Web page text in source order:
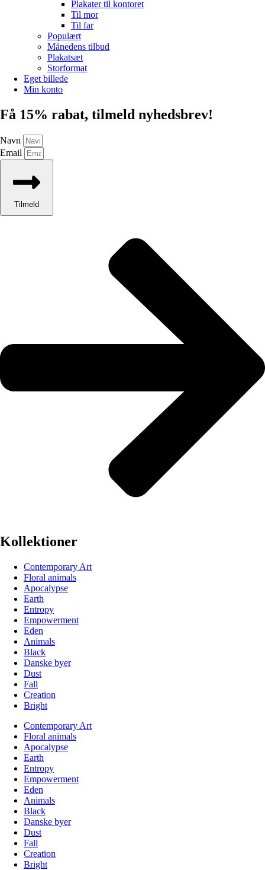
Plakater til kontoret
Til mor
Til far
Populært
Månedens tilbud
Plakatsæt
Storformat
Eget billede
Min konto
Få 15% rabat, tilmeld nyhedsbrev!
Navn
Email
Tilmeld
Kollektioner
Contemporary Art
Floral animals
Apocalypse
Earth
Entropy
Empowerment
Eden
Animals
Black
Danske byer
Dust
Fall
Creation
Bright
Contemporary Art
Floral animals
Apocalypse
Earth
Entropy
Empowerment
Eden
Animals
Black
Danske byer
Dust
Fall
Creation
Bright